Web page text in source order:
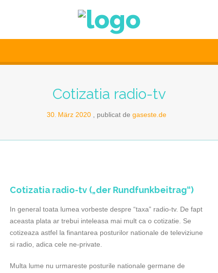
Cotizatia radio-tv
30. März 2020 publicat de gaseste.de
Cotizatia radio-tv („der Rundfunkbeitrag“)
In general toata lumea vorbeste despre “taxa” radio-tv. De fapt
aceasta plata ar trebui inteleasa mai mult ca o cotizatie. Se
cotizeaza astfel la finantarea posturilor nationale de televiziune
si radio, adica cele ne-private.
Multa lume nu urmareste posturile nationale germane de